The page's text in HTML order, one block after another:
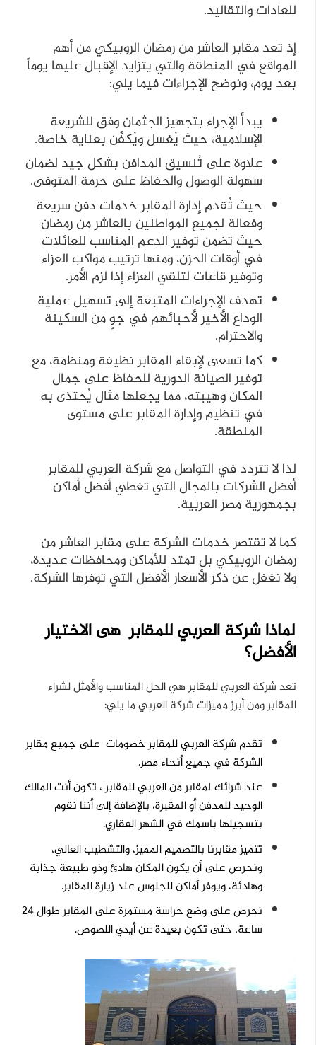
للعادات والتقاليد.
إذ تعد مقابر العاشر من رمضان الروبيكي من أهم
المواقع في المنطقة والتي يتزايد الإقبال عليها يوماً
بعد يوم، ونوضح الإجراءات فيما يلي:
يبدأ الإجراء بتجهيز الجثمان وفق للشريعة
الإسلامية، حيث يُغسل ويُكفَّن بعناية خاصة.
علاوة على تُنسيق المدافن بشكل جيد لضمان
سهولة الوصول والحفاظ على حرمة المتوفى.
حيث تُقدم إدارة المقابر خدمات دفن سريعة
وفعالة لجميع المواطنين بالعاشر من رمضان
حيث تضمن توفير الدعم المناسب للعائلات
في أوقات الحزن، ومنها ترتيب مواكب العزاء
وتوفير قاعات لتلقي العزاء إذا لزم الأمر.
تهدف الإجراءات المتبعة إلى تسهيل عملية
الوداع الأخير لأحبائهم في جوٍ من السكينة
والاحترام.
كما تسعى لإبقاء المقابر نظيفة ومنظمة، مع
توفير الصيانة الدورية للحفاظ على جمال
المكان وهيبته، مما يجعلها مثال يُحتذى به
في تنظيم وإدارة المقابر على مستوى
المنطقة.
لذا لا تتردد في التواصل مع شركة العربي للمقابر
أفضل الشركات بالمجال التي تغطي أفضل أماكن
بجمهورية مصر العربية.
كما لا تقتصر خدمات الشركة على مقابر العاشر من
رمضان الروبيكي بل تمتد للأماكن ومحافظات عديدة،
ولا نغفل عن ذكر الأسعار الأفضل التي توفرها الشركة.
لماذا شركة العربي للمقابر هى الاختيار
الأفضل؟
تعد شركة العربي للمقابر هي الحل المناسب والأمثل لشراء
المقابر ومن أبرز مميزات شركةالعربي ما يلي:
تقدم شركة العربي للمقابر خصومات على جميع مقابر
الشركة في جميع أنحاء مصر.
عند شرائك لمقابر من العربي للمقابر ، تكون أنت المالك
الوحيد للمدفن أو المقبرة، بالإضافة إلى أننا نقوم
بتسجيلها باسمك في الشهر العقاري.
تتميز مقابرنا بالتصميم المميز، والتشطيب العالي،
ونحرص على أن يكون المكان هادئ وذو طبيعة جذابة
وهادئة، ويوفر أماكن للجلوس عند زيارة المقابر.
نحرص على وضع حراسة مستمرة على المقابر طوال ٢٤
ساعة، حتى تكون بعيدة عن أيدي اللصوص.